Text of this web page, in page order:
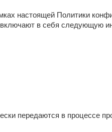
настоящей Политики
включают в себя следующую
передаются в процессе